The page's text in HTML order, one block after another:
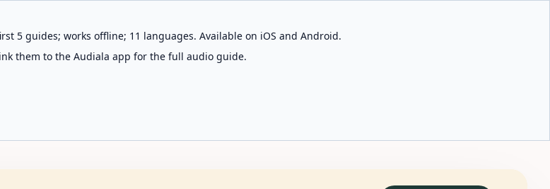
5 guides; works offline; 11 languages. Available on iOS and Android.
them to the Audiala app for the full audio guide.